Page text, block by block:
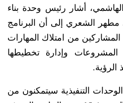
أشار رئيس وحدة بناء
مطهر الشعري إلى أن البرنامج
من امتلاك المهارات
المشروعات وإدارة تخطيطها
الرؤية.
التنفيذية سيتمكنون من